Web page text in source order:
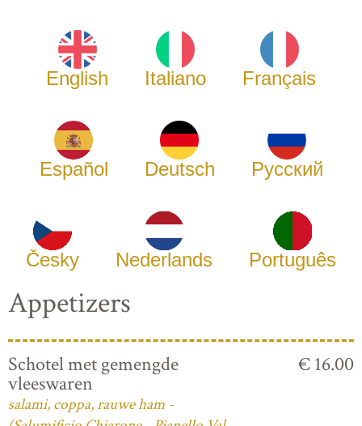
English Italiano Français
Español Deutsch Русский
Česky Nederlands Português
Appetizers
Schotel met gemengde
vleeswaren
salami, coppa, rauwe ham -
€ 16.00